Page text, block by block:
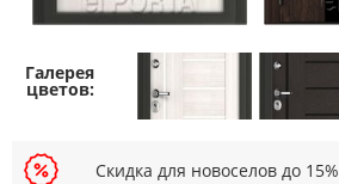
Скидка для новоселов до 15%